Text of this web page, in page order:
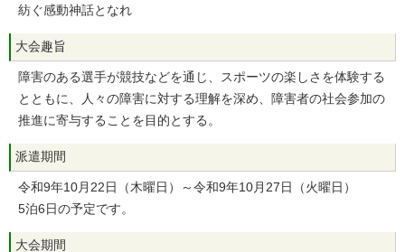
紡ぐ感動神話となれ
大会趣旨
障害のある選手が競技などを通じ、スポーツの楽しさを体験する
とともに、人々の障害に対する理解を深め、障害者の社会参加の
推進に寄与することを目的とする。
派遣期間
令和9年10月22日（木曜日）～令和9年10月27日（火曜日）
5泊6日の予定です。
大会期間